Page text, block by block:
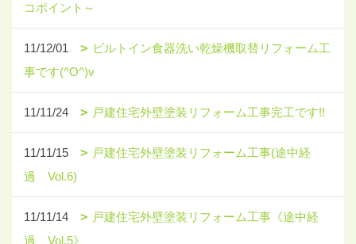
コポイント～
11/12/01
ビルトイン食器洗い乾燥機取替リフォーム工
事です(^O^)v
11/11/24 戸建住宅外壁塗装リフォーム工事完工です!!
11/11/15
戸建住宅外壁塗装リフォーム工事(途中経
過 Vol.6)
11/11/14
戸建住宅外壁塗装リフォーム工事《途中経
過 Vol.5》